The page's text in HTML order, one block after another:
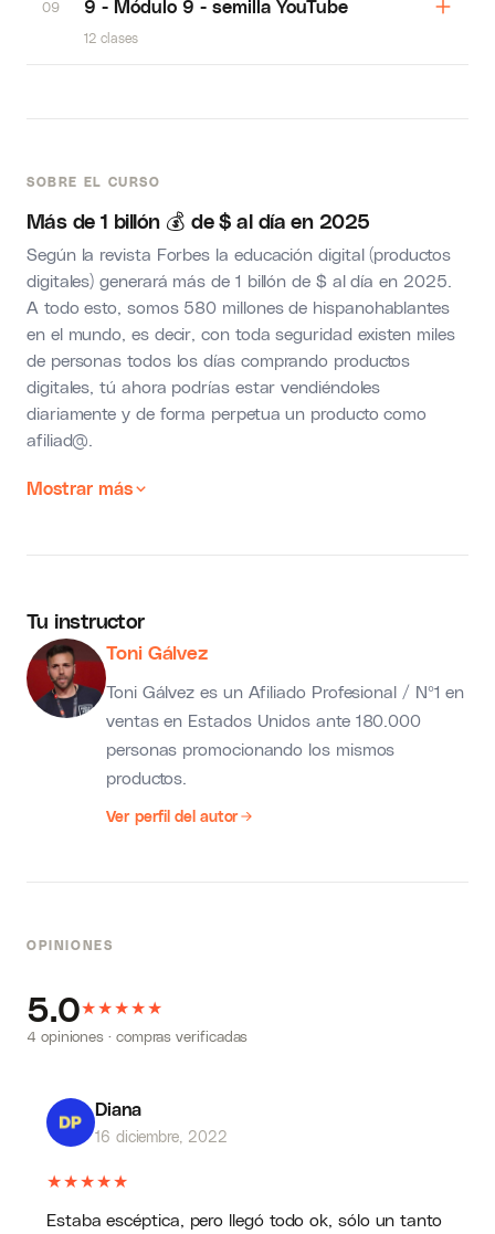
SOBRE EL CURSO
Más de 1 billón 💰 de $ al día en 2025
Según la revista Forbes la educación digital (productos
digitales) generará más de 1 billón de $ al día en 2025.
A todo esto, somos 580 millones de hispanohablantes
en el mundo, es decir, con toda seguridad existen miles
de personas todos los días comprando productos
digitales, tú ahora podrías estar vendiéndoles
diariamente y de forma perpetua un producto como
afiliad@.
Mostrar más
09 9 - Módulo 9 - semilla YouTube
12 clases
Tu instructor
Toni Gálvez
Toni Gálvez es un Afiliado Profesional / Nº1 en
ventas en Estados Unidos ante 180.000
personas promocionando los mismos
productos.
Ver perfil del autor
OPINIONES
5.0★★★★★
4 opiniones · compras verificadas
Diana
16 diciembre, 2022
★★★★★
Estaba escéptica, pero llegó todo ok, sólo un tanto